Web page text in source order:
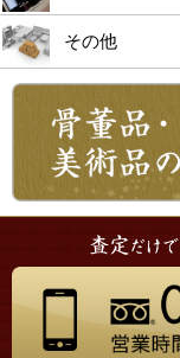
その他